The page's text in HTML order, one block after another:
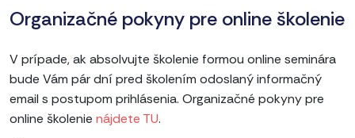
Organizačné pokyny pre online školenie
V prípade, ak absolvujte školenie formou online seminára
bude Vám pár dní pred školením odoslaný informačný
email s postupom prihlásenia. Organizačné pokyny pre
online školenie nájdete TU.